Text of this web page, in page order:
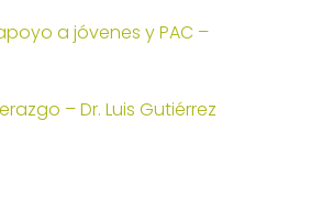
a jóvenes y PAC –
– Dr. Luis Gutiérrez